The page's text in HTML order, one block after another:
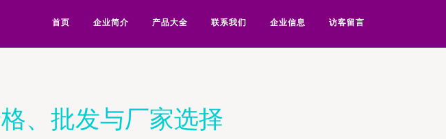
首页 企业简介 产品大全 联系我们 企业信息 访客留言
、批发与厂家选择